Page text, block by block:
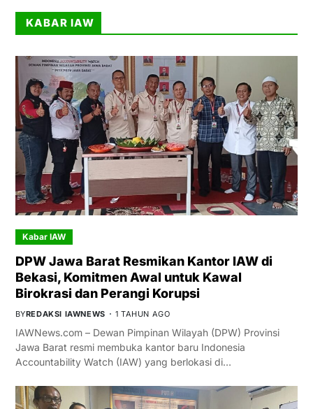
KABAR IAW
Kabar IAW
DPW Jawa Barat Resmikan Kantor IAW di
Bekasi, Komitmen Awal untuk Kawal
Birokrasi dan Perangi Korupsi
BYREDAKSI IAWNEWS 1 TAHUN AGO
IAWNews.com – Dewan Pimpinan Wilayah (DPW) Provinsi
Jawa Barat resmi membuka kantor baru Indonesia
Accountability Watch (IAW) yang berlokasi di…